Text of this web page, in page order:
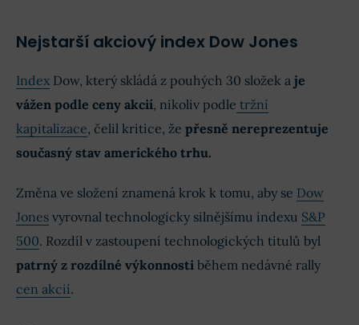
Nejstarší akciový index Dow Jones
Index Dow, který skládá z pouhých 30 složek a je
vážen podle ceny akcií, nikoliv podle tržní
kapitalizace, čelil kritice, že přesně nereprezentuje
současný stav amerického trhu.
Změna ve složení znamená krok k tomu, aby se Dow
Jones vyrovnal technologicky silnějšímu indexu S&P
500. Rozdíl v zastoupení technologických titulů byl
patrný z rozdílné výkonnosti během nedávné rally
cen akcií.